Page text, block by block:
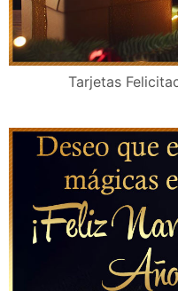
Tarjetas